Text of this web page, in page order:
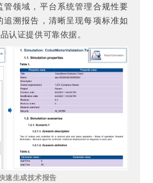
管领域，平台系统管理合规性要
追溯报告，清晰呈现每项标准如
认证提供可靠依据。
速生成技术报告